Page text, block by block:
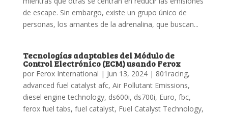
de escape. Sin embargo, existe un grupo único de
personas, los amantes de la adrenalina, que buscan...
Tecnologías adaptables del Módulo de
Control Electrónico (ECM) usando Ferox
por Ferox International | Jun 13, 2024| 801racing,
advanced fuel catalyst afc, Air Pollutant Emissions,
diesel engine technology, ds600i, ds700i, Euro, fbc,
ferox fuel tabs, fuel catalyst, Fuel Catalyst Technology,